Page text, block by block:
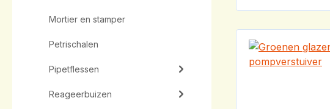
Mortier en stamper
Petrischalen
Pipetflessen
Reageerbuizen